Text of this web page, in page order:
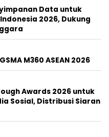
Data untuk
2026, Dukung
M360 ASEAN 2026
Awards 2026 untuk
Sosial, Distribusi Siaran